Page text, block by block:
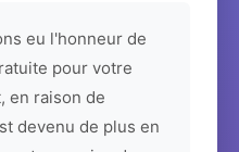
eu l'honneur de
pour votre
en raison de
devenu de plus en